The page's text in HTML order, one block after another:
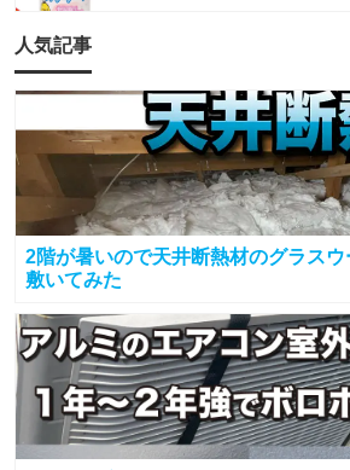
人気記事
2階が暑いので天井断熱材のグラス
敷いてみた